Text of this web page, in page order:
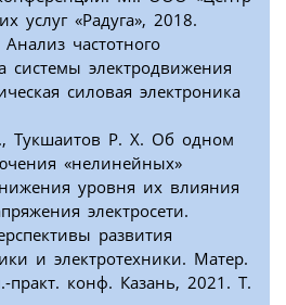
услуг «Радуга», 2018.
частотного
системы электродвижения
силовая электроника
Тукшаитов Р. Х. Об одном
«нелинейных»
уровня их влияния
электросети.
развития
и электротехники. Матер.
практ. конф. Казань, 2021. Т.